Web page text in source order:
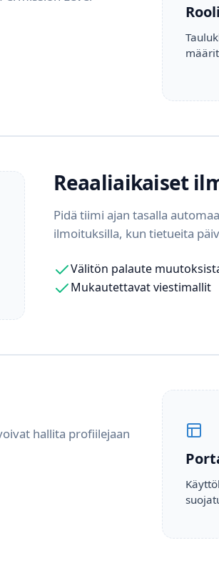
Reaaliaikaiset
Pidä tiimi ajan tasalla
ilmoituksilla, kun tietueita
Välitön palaute
Mukautettavat viestimallit
hallita profiilejaan